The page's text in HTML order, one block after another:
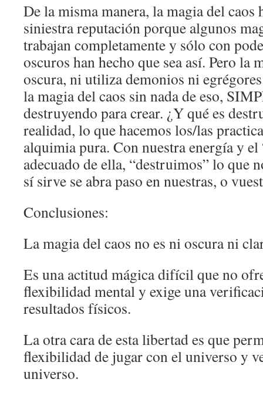
De la misma manera, la magia del
siniestra reputación porque algunos
trabajan completamente y sólo con
oscuros han hecho que sea así. Pero la
oscura, ni utiliza demonios ni
la magia del caos sin nada de eso,
destruyendo para crear. ¿Y qué es
realidad, lo que hacemos los/las
alquimia pura. Con nuestra energía y
adecuado de ella, “destruimos” lo que
sí sirve se abra paso en nuestras, o
Conclusiones:
La magia del caos no es ni oscura ni
Es una actitud mágica difícil que no
flexibilidad mental y exige una
resultados físicos.
La otra cara de esta libertad es que
flexibilidad de jugar con el universo y
universo.